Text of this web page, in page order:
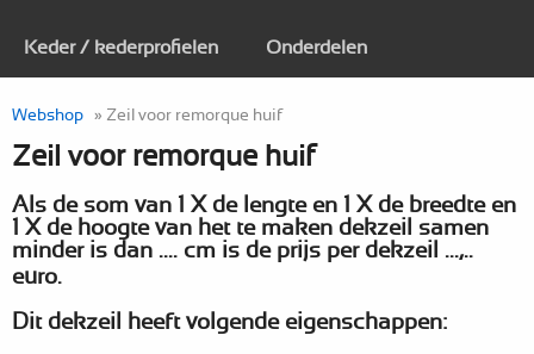
Keder / kederprofielen Onderdelen
Webshop » Zeil voor remorque huif
Zeil voor remorque huif
Als de som van 1 X de lengte en 1 X de breedte en
1 X de hoogte van het te maken dekzeil samen
minder is dan .... cm is de prijs per dekzeil ...,..
euro.
Dit dekzeil heeft volgende eigenschappen: